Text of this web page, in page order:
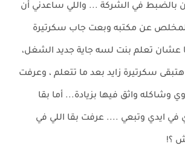
بالضبط في الشركة ... واللي ساعدني أن
المخلص عن مكتبه وبعت جاب سكرتيرة
عشان تعلم بنت لسه جاية جديد الشغل،
سكرتيرة زايد بعد ما تتعلم ، وعرفت
وشاكله واثق فيها بزيادة... أما بقا
في ايدي وتبعي .... عرفت بقا اللي في
؟!